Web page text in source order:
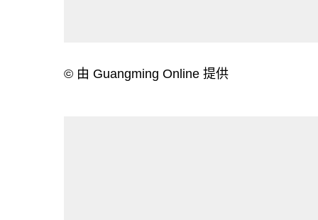
© 由 Guangming Online 提供